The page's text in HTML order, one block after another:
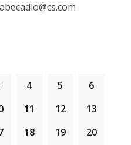
4 5
6
11 12
13
18 19
20